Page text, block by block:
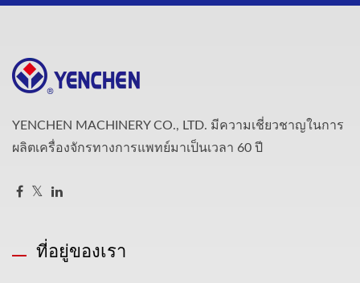
YENCHEN MACHINERY CO., LTD. มีความเชี่ยวชาญในการ
ผลิตเครื่องจักรทางการแพทย์มาเป็นเวลา 60 ปี
ที่อยู่ของเรา